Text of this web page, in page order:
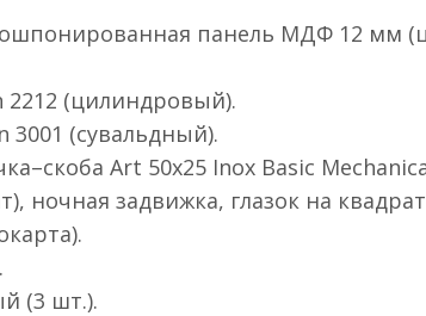
панель МДФ 12 мм
(цилиндровый).
3001 (сувальдный).
Art 50х25 Inox Basic
ночная задвижка, глазок на
(3 шт.).